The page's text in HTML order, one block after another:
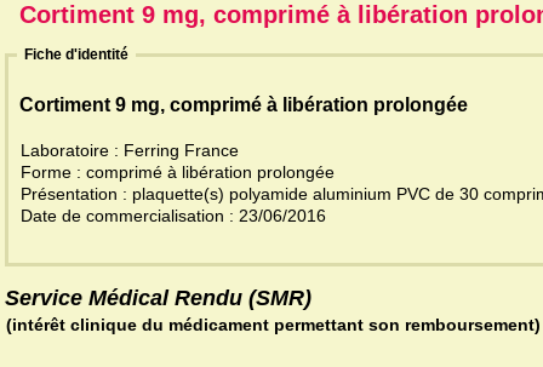
Cortiment 9 mg, comprimé à libération
Fiche d'identité
Cortiment 9 mg, comprimé à libération prolongée
Laboratoire : Ferring France
Forme : comprimé à libération prolongée
Présentation : plaquette(s) polyamide aluminium PVC de 30
Date de commercialisation : 23/06/2016
Service Médical Rendu (SMR)
(intérêt clinique du médicament permettant son remboursement)